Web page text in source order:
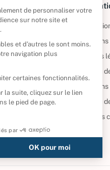
Mentions
Politique
Politique
Gérer vos